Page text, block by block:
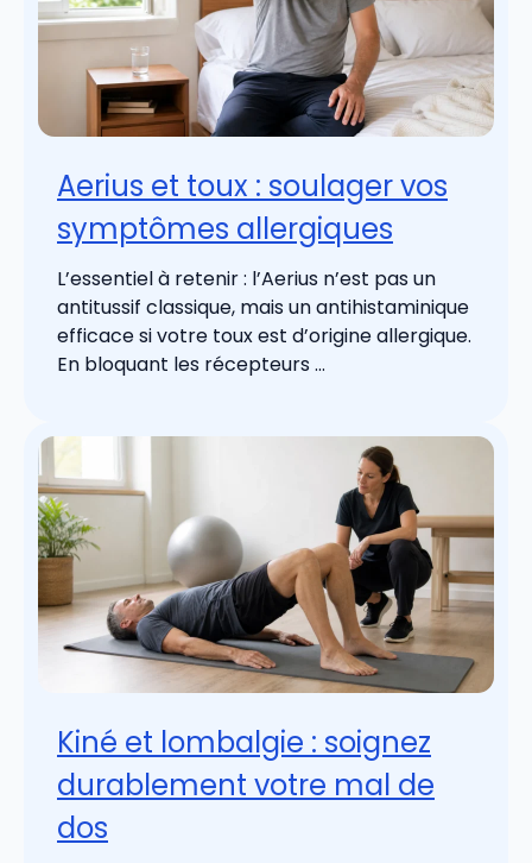
Aerius et toux : soulager vos
symptômes allergiques
L’essentiel à retenir : l’Aerius n’est pas un
antitussif classique, mais un antihistaminique
efficace si votre toux est d’origine allergique.
En bloquant les récepteurs ...
Kiné et lombalgie : soignez
durablement votre mal de
dos